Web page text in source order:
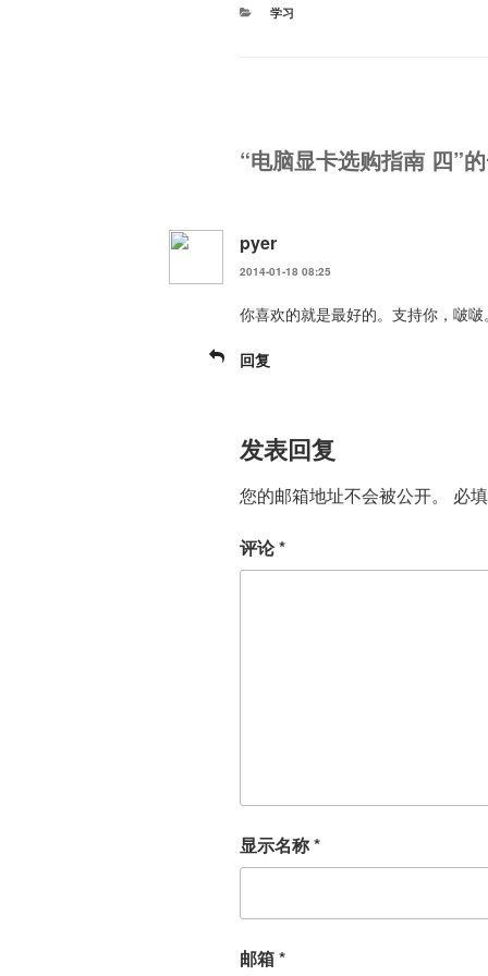
分
学习
“电脑显卡选购指南 四”
pyer
2014-01-18 08:25
你喜欢的就是最好的。支持你，啵啵
回复
发表回复
您的邮箱地址不会被公开。 必
评论*
显示名称*
邮箱*